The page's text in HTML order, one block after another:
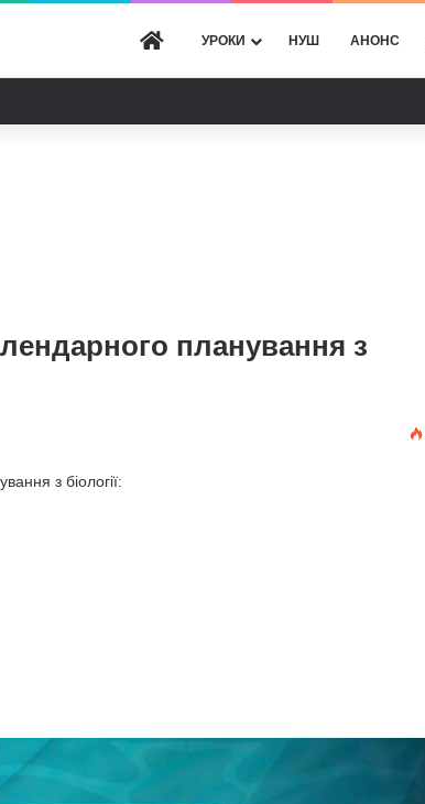
ГОЛОВНА
УРОКИ НУШ АНОНС
планування з
з біології: